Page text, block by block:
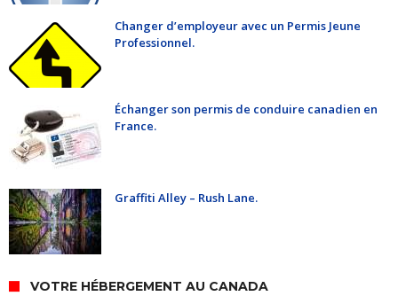
Changer d’employeur avec un Permis Jeune
Professionnel.
Échanger son permis de conduire canadien en
France.
Graffiti Alley – Rush Lane.
VOTRE HÉBERGEMENT AU CANADA